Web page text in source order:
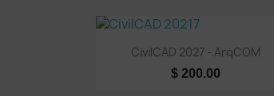
Vista rápida
CivilCAD 2027 - ArqCOM
$ 200.00